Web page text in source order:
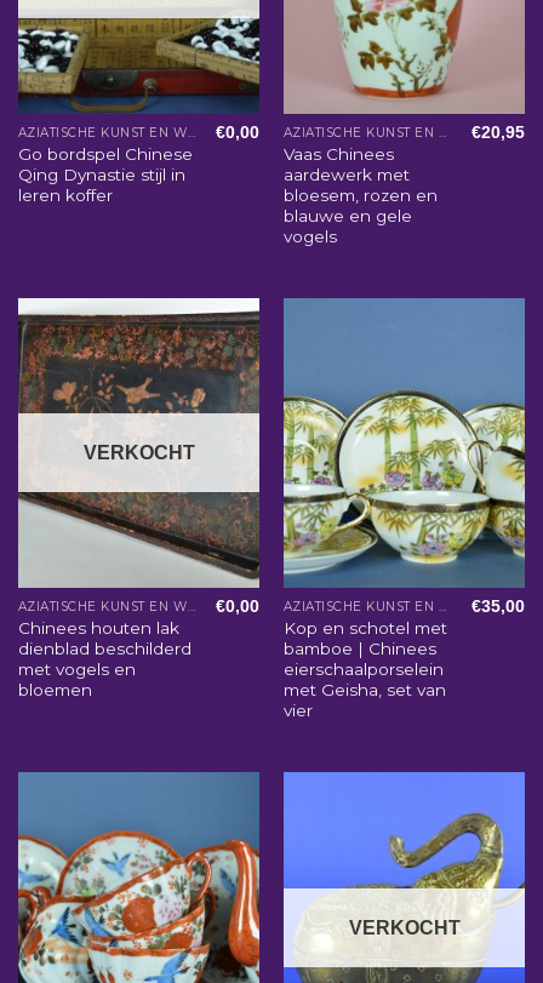
AZIATISCHE KUNST EN WOONACCESSOIRES
Go bordspel Chinese
Qing Dynastie stijl in
leren koffer
€0,00 AZIATISCHE KUNST EN WOONACCESSOIRES
Vaas Chinees
aardewerk met
bloesem, rozen en
blauwe en gele
vogels
€20,95
VERKOCHT
AZIATISCHE KUNST EN WOONACCESSOIRES
Chinees houten lak
dienblad beschilderd
met vogels en
bloemen
€0,00 AZIATISCHE KUNST EN WOONACCESSOIRES
Kop en schotel met
bamboe | Chinees
eierschaalporselein
met Geisha, set van
vier
€35,00
VERKOCHT